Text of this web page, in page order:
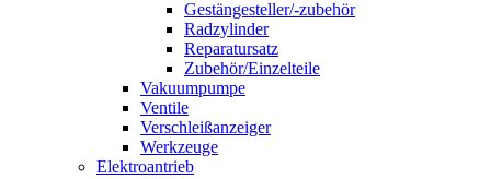
Gestängesteller/-zubehör
Radzylinder
Reparatursatz
Zubehör/Einzelteile
Vakuumpumpe
Ventile
Verschleißanzeiger
Werkzeuge
Elektroantrieb